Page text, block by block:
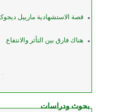
قصة الاستشهادية مارييل
هناك فارق بين التأثر والانتفاع
بحوث ودراسات